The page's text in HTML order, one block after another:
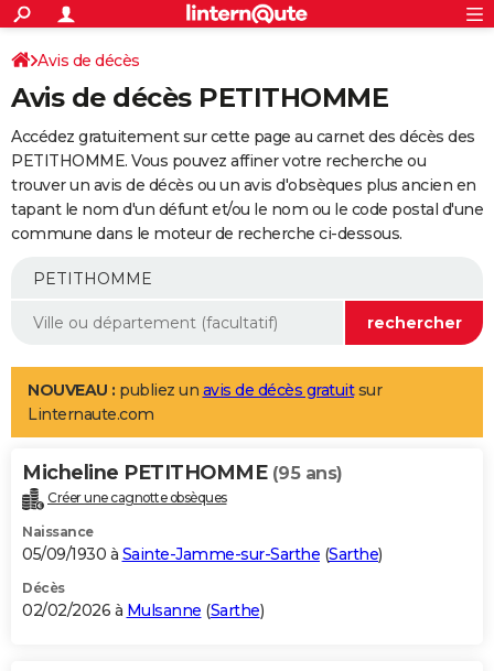
ACTUALITÉS
Politique
Société
Faits Divers
Education
Monde
Villes
+
SPORT
Coupe du monde 2026
Football
Tennis
Cyclisme
Rugby
Forum
Programme TV
TNT
Streaming
Cinéma
Sorties cinéma
Musique
+
FINANCE
Retraite
Epargne
Immobilier
Risques naturels par ville
Assurance
AUTO
Essais
Réserver un essai
Citadines
Berlines
SUV
Forum auto
+
Mobiles
Meilleur smartphone
Internet
Ordinateurs
Jeux vidéo
Guide high-tech
Aménagement intérieur
LIFESTYLE
Art de vivre
Bien-être
Loisirs
Mode
Modes de vie
Alimentation
Guide de la santé
Maladies
Médicaments
Sommeil
VOYAGE
Destinations
City break
Voyage nature
Voyage de noces
Forum
Climat
+PHOTO
GUIDES D'ACHAT
BONS PLANS
Avis de décès
Avis de décès PETITHOMME
Accédez gratuitement sur cette page au carnet des décès des
PETITHOMME. Vous pouvez affiner votre recherche ou
trouver un avis de décès ou un avis d'obsèques plus ancien en
tapant le nom d'un défunt et/ou le nom ou le code postal d'une
commune dans le moteur de recherche ci-dessous.
NOUVEAU : publiez un avis de décès gratuitsur
Linternaute.com
Micheline PETITHOMME (95 ans)
Créer une cagnotte obsèques
Naissance
05/09/1930 à Sainte-Jamme-sur-Sarthe (Sarthe)
Décès
02/02/2026 à Mulsanne (Sarthe)